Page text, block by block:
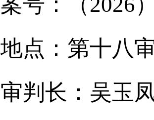
地点：第十八
审判长：吴玉